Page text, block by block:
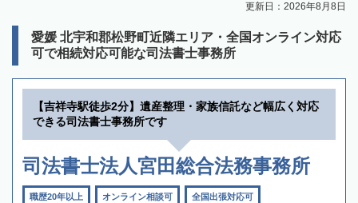
更新日：2026年8月8日
愛媛 北宇和郡松野町近隣エリア・全国オンライン対応
可で相続対応可能な司法書士事務所
【吉祥寺駅徒歩2分】遺産整理・家族信託など幅広く対応
できる司法書士事務所です
司法書士法人宮田総合法務事務所
職歴20年以上 オンライン相談可 全国出張対応可